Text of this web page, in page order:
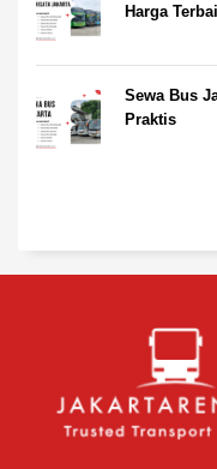
Harga
Sewa Bus
Praktis